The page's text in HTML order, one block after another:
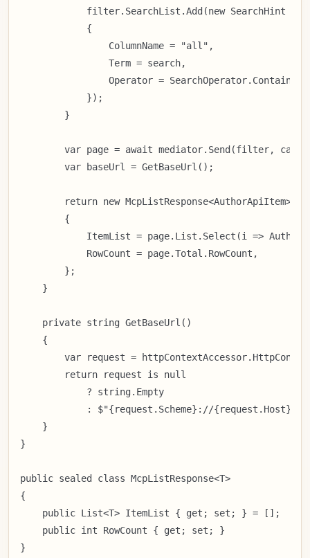
            filter.SearchList.Add(new SearchHint
            {
                ColumnName = "all",
                Term = search,
                Operator = SearchOperator.Contains,
            });
        }
var page = await mediator.Send(filter,
        var baseUrl = GetBaseUrl();
        return new McpListResponse<AuthorApiItem>
        {
ItemList = page.List.Select(i =>
            RowCount = page.Total.RowCount,
        };
    }
    private string GetBaseUrl()
    {
var request =
        return request is null
            ? string.Empty
            : $"{request.Scheme}://{request.Host}";
    }
}
public sealed class McpListResponse<T>
{
    public List<T> ItemList { get; set; } = [];
    public int RowCount { get; set; }
}